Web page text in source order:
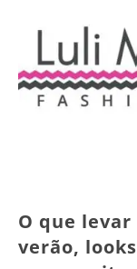
O que
verão,